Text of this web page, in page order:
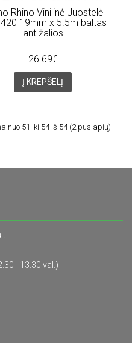
Rhino Vinilinė Juostelė
19mm x 5.5m baltas
ant žalios
26.69€
Į KREPŠELĮ
nuo 51 iki 54 iš 54 (2 puslapių)
- 13.30 val.)